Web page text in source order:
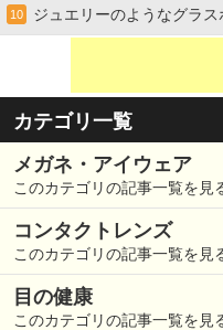
10 ジュエリーのようなグラ
カテゴリ一覧
メガネ・アイウェア
このカテゴリの記事一覧を見
コンタクトレンズ
このカテゴリの記事一覧を見
目の健康
このカテゴリの記事一覧を見